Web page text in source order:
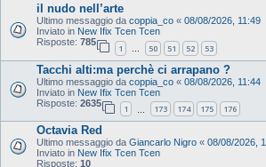
il nudo nell’arte
Ultimo messaggio da coppia_co « 08/08/2026, 11:49
Inviato in New Ifix Tcen Tcen
Risposte: 785
1 50 51 52 53
Tacchi alti:ma perchè ci arrapano ?
Ultimo messaggio da coppia_co « 08/08/2026, 11:44
Inviato in New Ifix Tcen Tcen
Risposte: 2635
1 173 174 175 176
Octavia Red
Ultimo messaggio da Giancarlo Nigro « 08/08/2026,
Inviato in New Ifix Tcen Tcen
Risposte: 10